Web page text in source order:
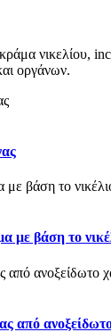
νικελίου,
οργάνων.
με βάση το
από